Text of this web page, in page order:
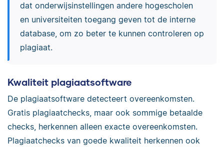
dat onderwijsinstellingen andere hogescholen
en universiteiten toegang geven tot de interne
database, om zo beter te kunnen controleren op
plagiaat.
Kwaliteit plagiaatsoftware
De plagiaatsoftware detecteert overeenkomsten.
Gratis plagiaatchecks, maar ook sommige betaalde
checks, herkennen alleen exacte overeenkomsten.
Plagiaatchecks van goede kwaliteit herkennen ook